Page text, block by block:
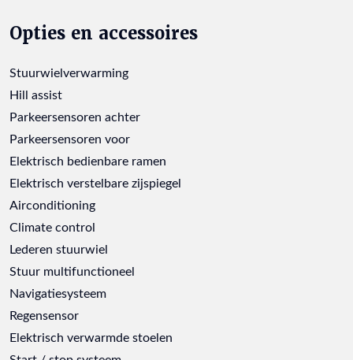
Opties en accessoires
Stuurwielverwarming
Hill assist
Parkeersensoren achter
Parkeersensoren voor
Elektrisch bedienbare ramen
Elektrisch verstelbare zijspiegel
Airconditioning
Climate control
Lederen stuurwiel
Stuur multifunctioneel
Navigatiesysteem
Regensensor
Elektrisch verwarmde stoelen